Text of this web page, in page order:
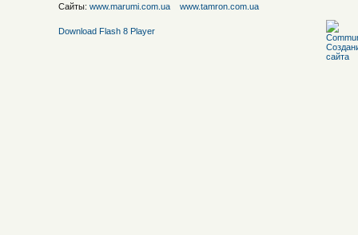
Сайты: www.marumi.com.ua www.tamron.com.ua
Download Flash 8 Player